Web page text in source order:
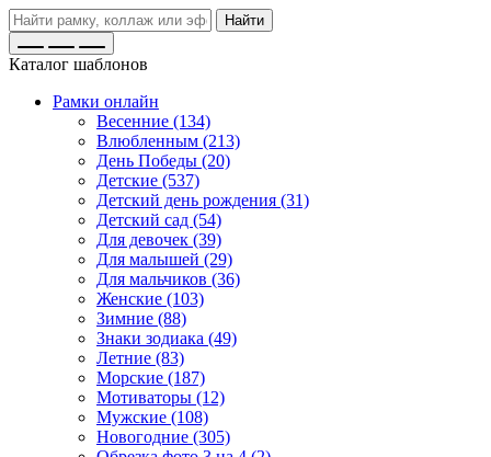
Найти
Каталог шаблонов
Рамки онлайн
Весенние (134)
Влюбленным (213)
День Победы (20)
Детские (537)
Детский день рождения (31)
Детский сад (54)
Для девочек (39)
Для малышей (29)
Для мальчиков (36)
Женские (103)
Зимние (88)
Знаки зодиака (49)
Летние (83)
Морские (187)
Мотиваторы (12)
Мужские (108)
Новогодние (305)